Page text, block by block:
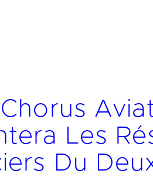
Les
Du